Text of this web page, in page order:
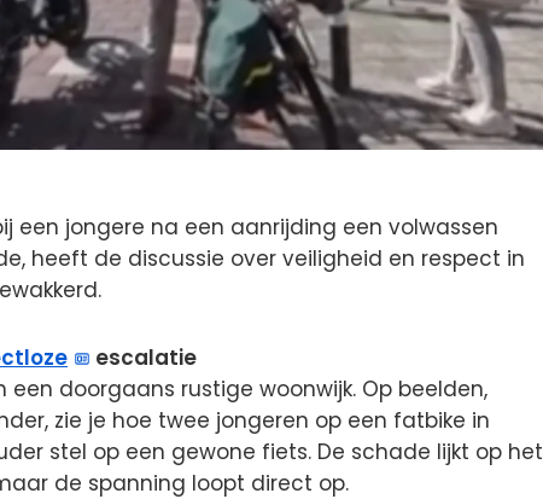
een jongere na een aanrijding een volwassen
heeft de discussie over veiligheid en respect in
escalatie
doorgaans rustige woonwijk. Op beelden,
zie je hoe twee jongeren op een fatbike in
stel op een gewone fiets. De schade lijkt op het
de spanning loopt direct op.